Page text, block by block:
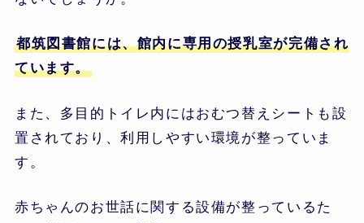
都筑図書館には、館内に専用の授乳室が完備され
ています。
また、多目的トイレ内にはおむつ替えシートも設
置されており、利用しやすい環境が整っていま
す。
赤ちゃんのお世話に関する設備が整っているた